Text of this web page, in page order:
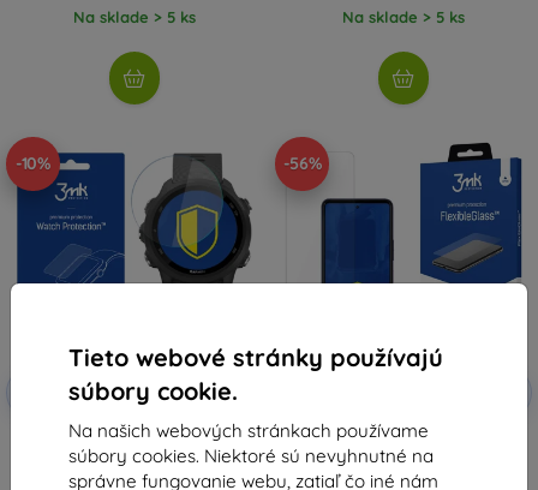
Tieto webové stránky používajú
súbory cookie.
Na našich webových stránkach používame
súbory cookies. Niektoré sú nevyhnutné na
správne fungovanie webu, zatiaľ čo iné nám
Na sklade > 5 ks Na sklade > 5 ks
-10%
Zľava s
kupónom
EXTRA10
3MK FlexibleGlass Watch Garmin
Forerunner 245 hybridné
ochranné sklo
-56%
3MK FlexibleGlass T-Mobile
REVVL 7 5G hybridné tvrdené
sklo